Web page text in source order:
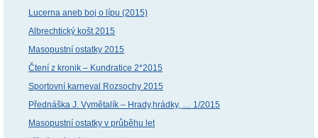
Lucerna aneb boj o lípu (2015)
Albrechtický košt 2015
Masopustní ostatky 2015
Čtení z kronik – Kundratice 2*2015
Sportovní karneval Rozsochy 2015
Přednáška J. Vymětalík – Hrady,hrádky, … 1/2015
Masopustní ostatky v průběhu let